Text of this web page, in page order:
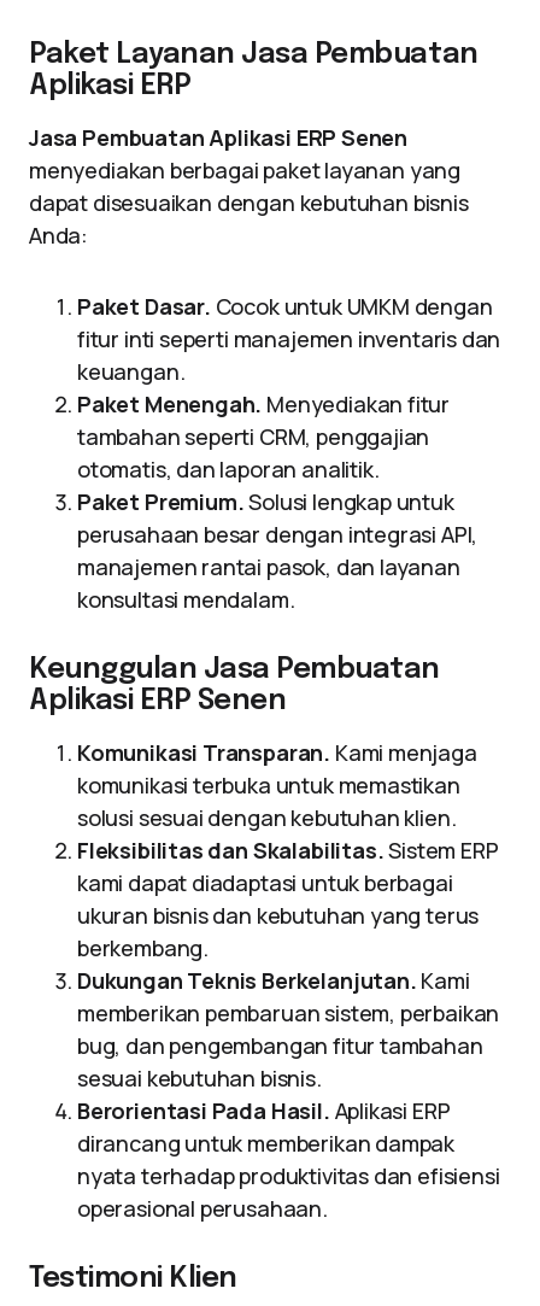
Paket Layanan Jasa Pembuatan
Aplikasi ERP
Jasa Pembuatan Aplikasi ERP Senen
menyediakan berbagai paket layanan yang
dapat disesuaikan dengan kebutuhan bisnis
Anda:
Paket Dasar. Cocok untuk UMKM dengan
fitur inti seperti manajemen inventaris dan
keuangan.
Paket Menengah. Menyediakan fitur
tambahan seperti CRM, penggajian
otomatis, dan laporan analitik.
Paket Premium.Solusi lengkap untuk
perusahaan besar dengan integrasi API,
manajemen rantai pasok, dan layanan
konsultasi mendalam.
Keunggulan Jasa Pembuatan
Aplikasi ERP Senen
Komunikasi Transparan. Kami menjaga
komunikasi terbuka untuk memastikan
solusi sesuai dengan kebutuhan klien.
Fleksibilitas dan Skalabilitas.Sistem ERP
kami dapat diadaptasi untuk berbagai
ukuran bisnis dan kebutuhan yang terus
berkembang.
Dukungan Teknis Berkelanjutan. Kami
memberikan pembaruan sistem, perbaikan
bug, dan pengembangan fitur tambahan
sesuai kebutuhan bisnis.
Berorientasi Pada Hasil. Aplikasi ERP
dirancang untuk memberikan dampak
nyata terhadap produktivitas dan efisiensi
operasional perusahaan.
Testimoni Klien